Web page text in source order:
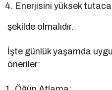
Enerjisini yüksek
şekilde olmalıdır.
İşte günlük yaşamda
öneriler: